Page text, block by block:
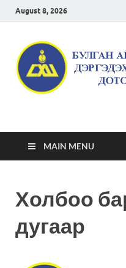
August 8, 2026
Булган
даргын
дотоод
MAIN MENU
Холбоо
дугаар